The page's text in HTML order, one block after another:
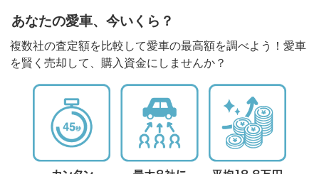
あなたの愛車、今いくら？
複数社の査定額を比較して愛車の最高額を調べよう！愛車
を賢く売却して、購入資金にしませんか？